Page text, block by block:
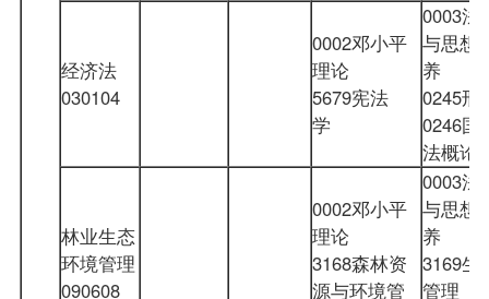
经济法
030104
0002邓小平
理论
5679宪法
学
0003法
与思想
养
0245刑
0246国
法概
林业生态
环境管理
090608
0002邓小平
理论
3168森林资
源与环境管
0003法
与思想
养
3169生
管理